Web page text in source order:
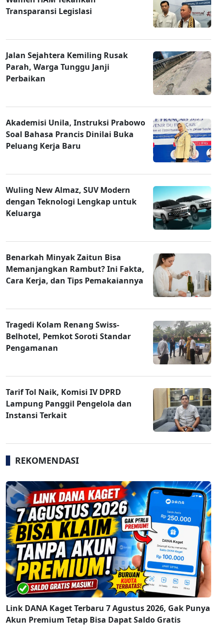
Transparansi Legislasi
Jalan Sejahtera Kemiling Rusak
Parah, Warga Tunggu Janji
Perbaikan
Akademisi Unila, Instruksi Prabowo
Soal Bahasa Prancis Dinilai Buka
Peluang Kerja Baru
Wuling New Almaz, SUV Modern
dengan Teknologi Lengkap untuk
Keluarga
Benarkah Minyak Zaitun Bisa
Memanjangkan Rambut? Ini Fakta,
Cara Kerja, dan Tips Pemakaiannya
Tragedi Kolam Renang Swiss-
Belhotel, Pemkot Soroti Standar
Pengamanan
Tarif Tol Naik, Komisi IV DPRD
Lampung Panggil Pengelola dan
Instansi Terkait
REKOMENDASI
Link DANA Kaget Terbaru 7 Agustus 2026, Gak Punya
Akun Premium Tetap Bisa Dapat Saldo Gratis